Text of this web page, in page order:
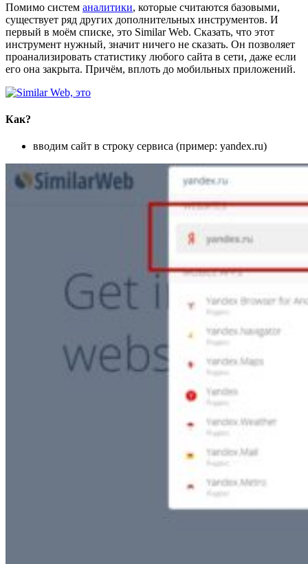
Помимо систем аналитики, которые считаются базовыми,
существует ряд других дополнительных инструментов. И
первый в моём списке, это Similar Web. Сказать, что этот
инструмент нужный, значит ничего не сказать. Он позволяет
проанализировать статистику любого сайта в сети, даже если
его она закрыта. Причём, вплоть до мобильных приложений.
Как?
вводим сайт в строку сервиса (пример: yandex.ru)